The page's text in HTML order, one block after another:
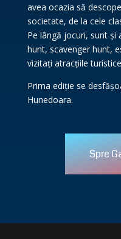
avea ocazia să
societate, de la cele
Pe lângă jocuri, sunt
hunt, scavenger hunt,
vizitați atracțiile
Prima ediție se
Hunedoara.
Spre